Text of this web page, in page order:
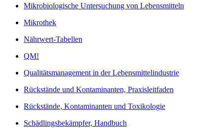
Mikrobiologische Untersuchung von Lebensmitteln
Mikrothek
Nährwert-Tabellen
QM!
Qualitätsmanagement in der Lebensmittelindustrie
Rückstände und Kontaminanten, Praxisleitfaden
Rückstände, Kontaminanten und Toxikologie
Schädlingsbekämpfer, Handbuch